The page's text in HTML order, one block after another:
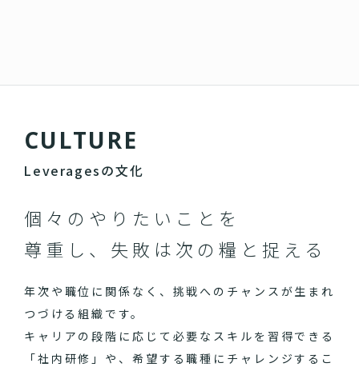
CULTURE
Leveragesの文化
個々のやりたいことを
尊重し、失敗は次の糧と捉える
年次や職位に関係なく、挑戦へのチャンスが生まれ
つづける組織です。
キャリアの段階に応じて必要なスキルを習得できる
「社内研修」や、希望する職種にチャレンジするこ